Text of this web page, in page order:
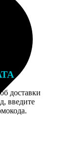
доставки
введите